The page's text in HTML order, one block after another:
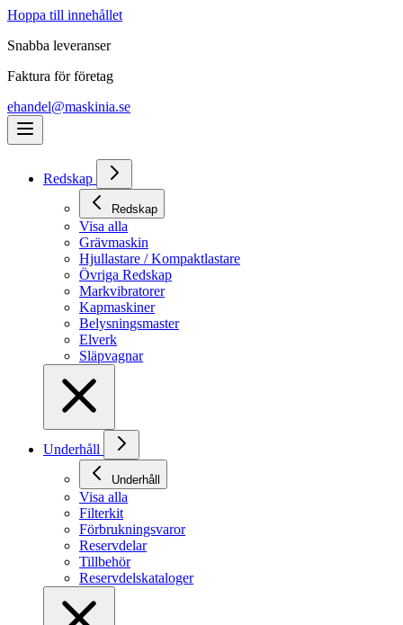
Hoppa till innehållet
Snabba leveranser
Faktura för företag
ehandel@maskinia.se
Redskap
Redskap
Visa alla
Grävmaskin
Hjullastare / Kompaktlastare
Övriga Redskap
Markvibratorer
Kapmaskiner
Belysningsmaster
Elverk
Släpvagnar
Underhåll
Underhåll
Visa alla
Filterkit
Förbrukningsvaror
Reservdelar
Tillbehör
Reservdelskataloger